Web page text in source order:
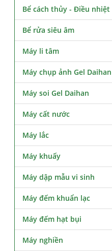
Bể cách thủy - Điều nhiệt
Bể rửa siêu âm
Máy li tâm
Máy chụp ảnh Gel Daihan
Máy soi Gel Daihan
Máy cất nước
Máy lắc
Máy khuấy
Máy dập mẫu vi sinh
Máy đếm khuẩn lạc
Máy đếm hạt bụi
Máy nghiền